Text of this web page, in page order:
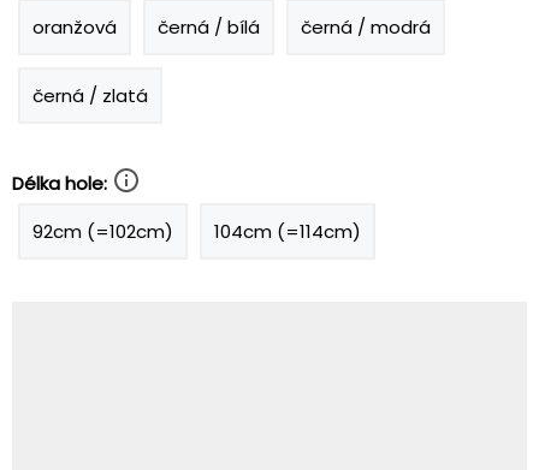
oranžová
černá / bílá černá / modrá
černá / zlatá
Délka hole:
92cm (=102cm)
104cm (=114cm)